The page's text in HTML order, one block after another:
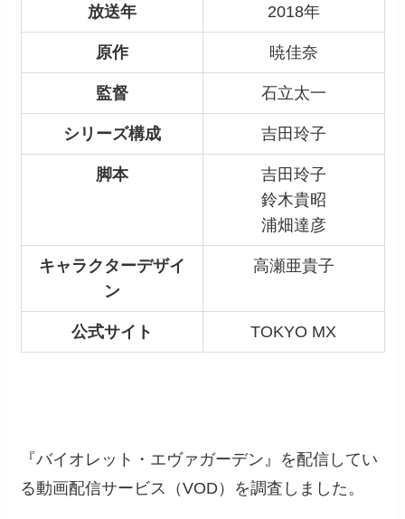
放送年 2018年
原作 暁佳奈
監督 石立太一
シリーズ構成 吉田玲子
脚本
吉田玲子
鈴木貴昭
浦畑達彦
キャラクターデザイ
ン
高瀬亜貴子
公式サイト TOKYO MX
『バイオレット・エヴァガーデン』を配信してい
る動画配信サービス（VOD）を調査しました。